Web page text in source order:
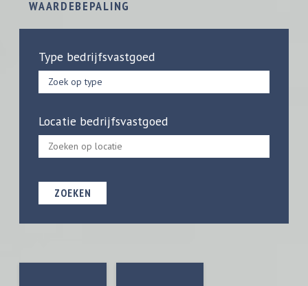
WAARDEBEPALING
Type bedrijfsvastgoed
Zoek op type
Locatie bedrijfsvastgoed
ZOEKEN